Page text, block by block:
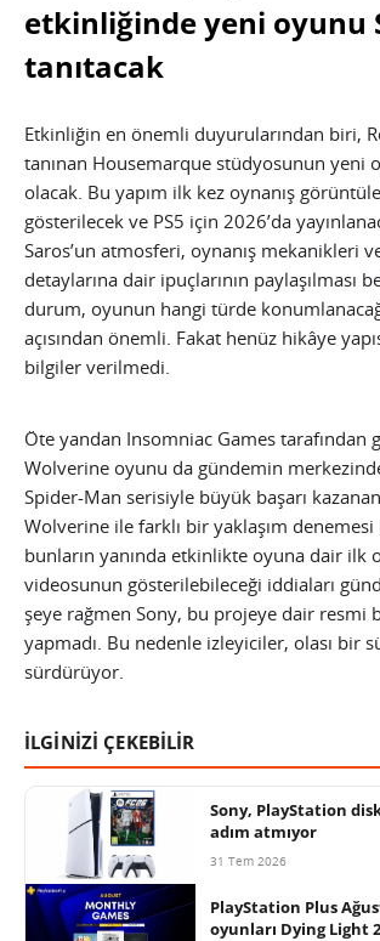
etkinliğinde yeni oyunu
tanıtacak
Etkinliğin en önemli duyurularından biri,
tanınan Housemarque stüdyosunun yeni
olacak. Bu yapım ilk kez oynanış
gösterilecek ve PS5 için 2026’da
Saros’un atmosferi, oynanış mekanikleri
detaylarına dair ipuçlarının paylaşılması
durum, oyunun hangi türde
açısından önemli. Fakat henüz hikâye
bilgiler verilmedi.
Öte yandan Insomniac Games tarafından
Wolverine oyunu da gündemin
Spider-Man serisiyle büyük başarı
Wolverine ile farklı bir yaklaşım
bunların yanında etkinlikte oyuna dair ilk
videosunun gösterilebileceği iddiaları
şeye rağmen Sony, bu projeye dair resmi
yapmadı. Bu nedenle izleyiciler, olası bir
sürdürüyor.
İLGİNİZİ ÇEKEBİLİR
Sony, PlayStation
adım atmıyor
31 Tem 2026
PlayStation Plus
oyunları Dying Light